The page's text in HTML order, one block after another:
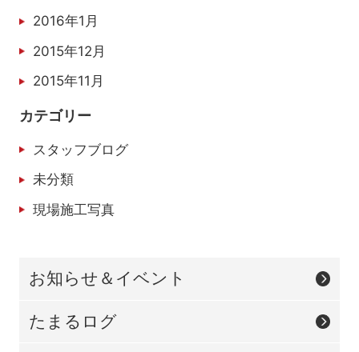
2016年1月
2015年12月
2015年11月
カテゴリー
スタッフブログ
未分類
現場施工写真
お知らせ＆イベント
たまるログ